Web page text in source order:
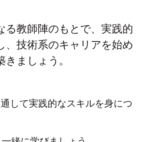
る教師陣のもとで、実践的
、技術系のキャリアを始め
ましょう。
して実践的なスキルを身につ